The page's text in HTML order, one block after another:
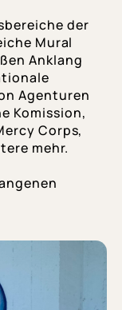
der
Mural
Anklang
Agenturen
Komission,
Corps,
mehr.